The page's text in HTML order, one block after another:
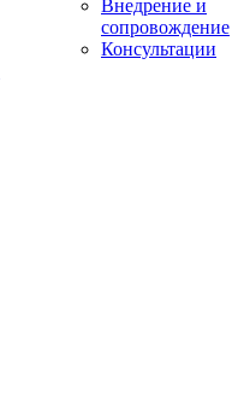
Внедрение и
сопровождение
Консультации